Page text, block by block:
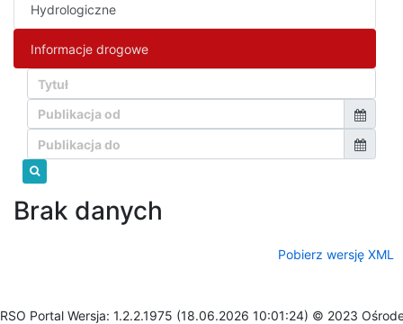
Hydrologiczne
Informacje drogowe
Brak danych
Pobierz wersję XML
RSO Portal Wersja: 1.2.2.1975 (18.06.2026 10:01:24) © 2023